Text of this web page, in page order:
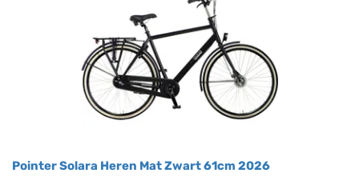
Pointer Solara Heren Mat Zwart 61cm 2026